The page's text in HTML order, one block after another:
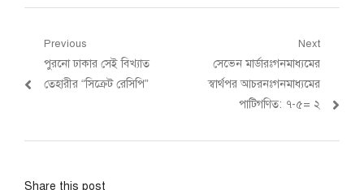
Post
navigation
Previous
Previous
post:
পুরনো ঢাকার সেই বিখ্যাত
তেহারীর “সিক্রেট রেসিপি”
Next
Next
post:
সেভেন মার্ডারঃগনমাধ্যমের
স্বার্থপর আচরনঃগনমাধ্যমের
পাটিগণিত: ৭-৫= ২
Share this post